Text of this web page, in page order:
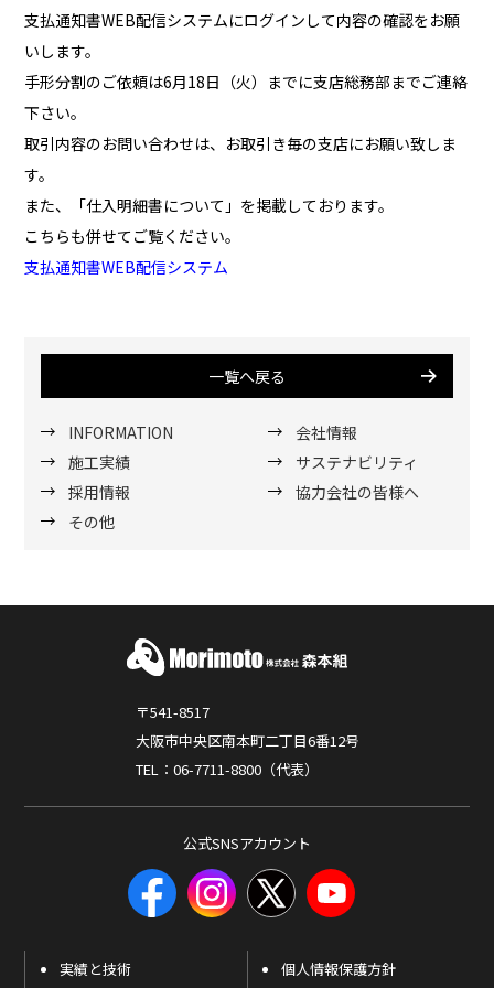
支払通知書WEB配信システムにログインして内容の確認をお願
いします。
手形分割のご依頼は6月18日（火）までに支店総務部までご連絡
下さい。
取引内容のお問い合わせは、お取引き毎の支店にお願い致しま
す。
また、「仕入明細書について」を掲載しております。
こちらも併せてご覧ください。
支払通知書WEB配信システム
一覧へ戻る
INFORMATION
会社情報
施工実績
サステナビリティ
採用情報
協力会社の皆様へ
その他
〒541-8517
大阪市中央区南本町二丁目6番12号
TEL：06-7711-8800（代表）
公式SNSアカウント
実績と技術 個人情報保護方針